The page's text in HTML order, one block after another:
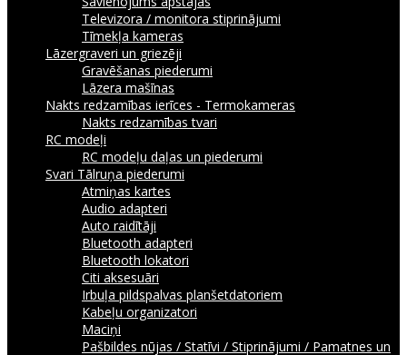
Televizora / monitora stiprinājumi
Tīmekļa kameras
Lāzergraveri un griezēji
Gravēšanas piederumi
Lāzera mašīnas
Nakts redzamības ierīces - Termokameras
Nakts redzamības tvari
RC modeļi
RC modeļu daļas un piederumi
Svari Tālruņa piederumi
Atmiņas kartes
Audio adapteri
Auto raidītāji
Bluetooth adapteri
Bluetooth lokatori
Citi aksesuāri
Irbuļa pildspalvas planšetdatoriem
Kabeļu organizatori
Maciņi
Pašbildes nūjas / Statīvi / Stiprinājumi / Pamatnes un